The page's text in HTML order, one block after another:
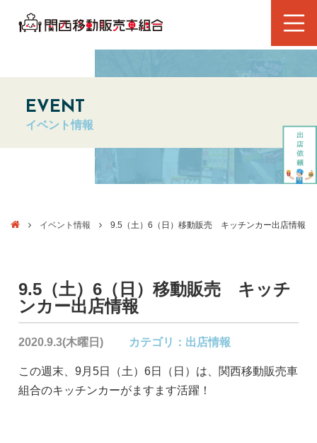
EVENT
イベント情報
イベント情報 9.5（土）6（日）移動販売 キッチンカー出店情報
9.5（土）6（日）移動販売 キッチ
ンカー出店情報
2020.9.3(木曜日) カテゴリ： 出店情報
この週末、9月5日（土）6日（日）は、関西移動販売車
組合のキッチンカーがますます活躍！